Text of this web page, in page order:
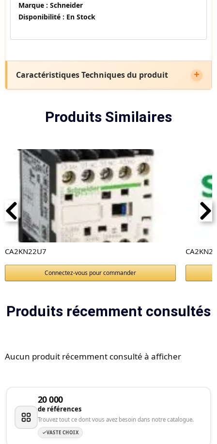
Marque : Schneider
Disponibilité : En Stock
Caractéristiques Techniques du produit
Produits Similaires
CA2KN22U7
Connectez-vous pour commander
Produits récemment consultés
Aucun produit récemment consulté à afficher
20 000
de références
Trouvez tout ce dont vous avez besoin dans notre catalogue.
VASTE CHOIX